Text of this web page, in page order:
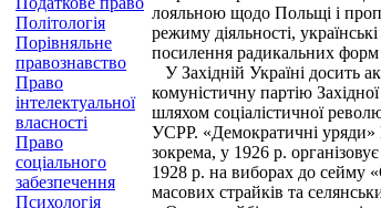
Політологія
Порівняльне
правознавство
Право
інтелектуальної
власності
Право
соціального
забезпечення
Психологія
лояльною щодо Польщі і
режиму діяльності,
посилення радикальних форм
У Західній Україні досить
комуністичну партію
шляхом соціалістичної
УСРР. «Демократичні уряди»
зокрема, у 1926 р.
1928 р. на виборах до сейму
масових страйків та